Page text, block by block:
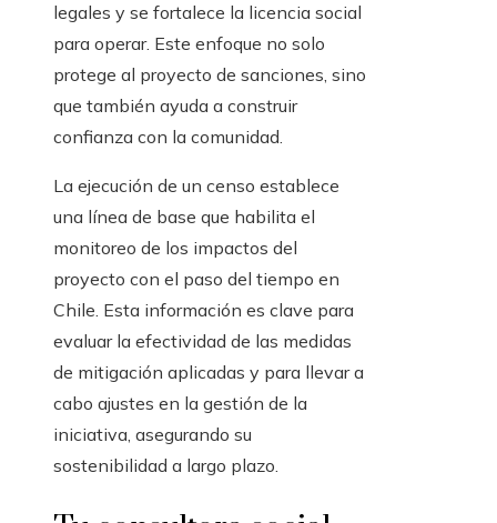
legales y se fortalece la licencia social
para operar. Este enfoque no solo
protege al proyecto de sanciones, sino
que también ayuda a construir
confianza con la comunidad.
La ejecución de un censo establece
una línea de base que habilita el
monitoreo de los impactos del
proyecto con el paso del tiempo en
Chile. Esta información es clave para
evaluar la efectividad de las medidas
de mitigación aplicadas y para llevar a
cabo ajustes en la gestión de la
iniciativa, asegurando su
sostenibilidad a largo plazo.